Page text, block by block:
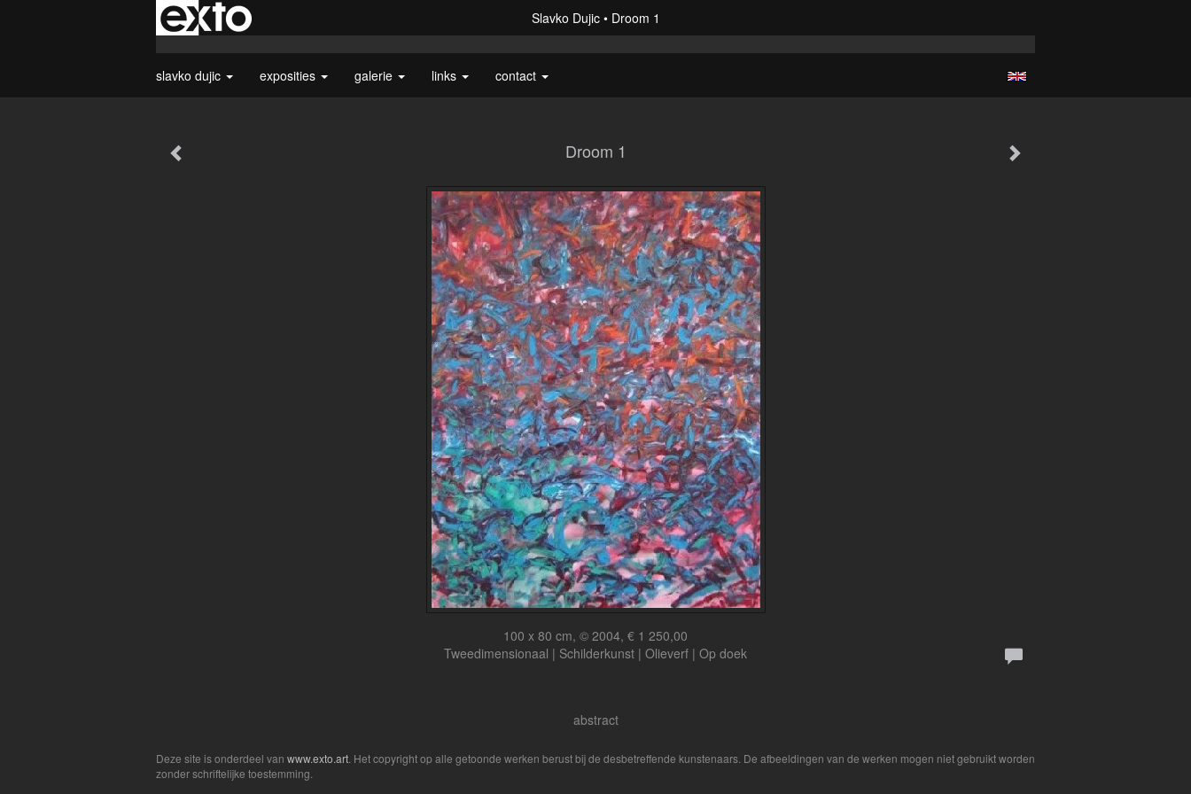
Slavko Dujic Droom 1
slavko dujic exposities galerie links contact
Droom 1
100 x 80 cm, © 2004, € 1 250,00
Tweedimensionaal | Schilderkunst | Olieverf | Op doek
abstract
Deze site is onderdeel van www.exto.art . Het copyright op alle getoonde werken berust bij de desbetreffende kunstenaars. De afbeeldingen van de werken mogen niet gebruikt worden
zonder schriftelijke toestemming.